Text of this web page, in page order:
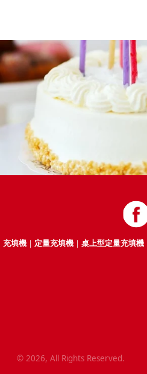
充填機 ｜ 定量充填機 ｜ 桌上型定量充填機
© 2026, All Rights Reserved.